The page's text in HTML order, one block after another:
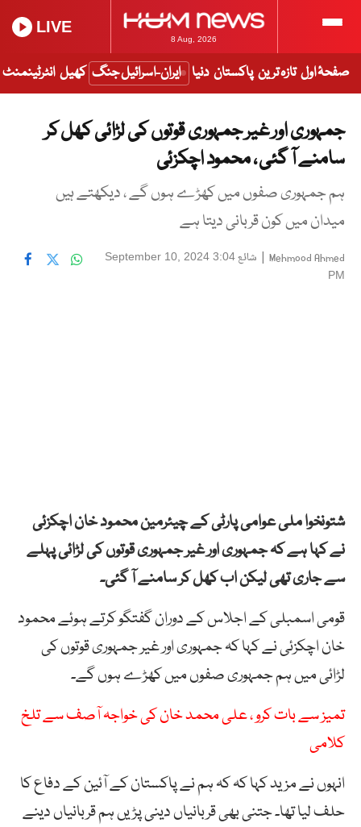
8 Aug, 2026
LIVE
صفحۂ اول تازہ ترین پاکستان دنیا ایران-اسرائیل جنگ کھیل انٹرٹینمنٹ
جمہوری اور غیر جمہوری قوتوں کی لڑائی کھل کر
سامنے آ گئی ، محمود اچکزئی
ہم جمہوری صفوں میں کھڑے ہوں گے ، دیکھتے ہیں
میدان میں کون قربانی دیتا ہے
Mehmood Ahmed
| شائعSeptember 10, 2024 3:04
PM
شتونخوا ملی عوامی پارٹی کے چیئرمین محمود خان اچکزئی
نے کہا ہے کہ جمہوری اور غیر جمہوری قوتوں کی لڑائی پہلے
سے جاری تھی لیکن اب کھل کر سامنے آ گئی۔
قومی اسمبلی کے اجلاس کے دوران گفتگو کرتے ہوئے محمود
خان اچکزئی نے کہا کہ جمہوری اور غیر جمہوری قوتوں کی
لڑائی میں ہم جمہوری صفوں میں کھڑے ہوں گے۔
تمیز سے بات کرو ، علی محمد خان کی خواجہ آصف سے تلخ
کلامی
انہوں نے مزید کہا کہ کہ ہم نے پاکستان کے آئین کے دفاع کا
حلف لیا تھا۔ جتنی بھی قربانیاں دینی پڑیں ہم قربانیاں دینے